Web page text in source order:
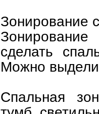
Зонирование
сделать
Можно
Спальная